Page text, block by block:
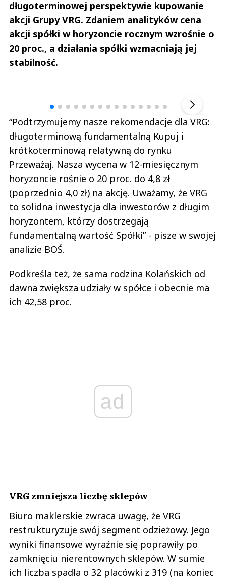
długoterminowej perspektywie kupowanie
akcji Grupy VRG. Zdaniem analityków cena
akcji spółki w horyzoncie rocznym wzrośnie o
20 proc., a działania spółki wzmacniają jej
stabilność.
“Podtrzymujemy nasze rekomendacje dla VRG:
długoterminową fundamentalną Kupuj i
krótkoterminową relatywną do rynku
Przeważaj. Nasza wycena w 12-miesięcznym
horyzoncie rośnie o 20 proc. do 4,8 zł
(poprzednio 4,0 zł) na akcję. Uważamy, że VRG
to solidna inwestycja dla inwestorów z długim
horyzontem, którzy dostrzegają
fundamentalną wartość Spółki” - pisze w swojej
analizie BOŚ.
Podkreśla też, że sama rodzina Kolańskich od
dawna zwiększa udziały w spółce i obecnie ma
ich 42,58 proc.
ad
VRG zmniejsza liczbę sklepów
Biuro maklerskie zwraca uwagę, że VRG
restrukturyzuje swój segment odzieżowy. Jego
wyniki finansowe wyraźnie się poprawiły po
zamknięciu nierentownych sklepów. W sumie
ich liczba spadła o 32 placówki z 319 (na koniec